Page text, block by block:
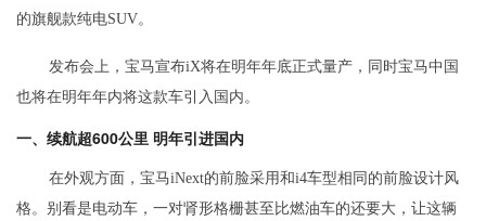
的旗舰款纯电SUV。
发布会上，宝马宣布iX将在明年年底正式量产，同时宝马中国
也将在明年年内将这款车引入国内。
一、续航超600公里 明年引进国内
在外观方面，宝马iNext的前脸采用和i4车型相同的前脸设计风
格。别看是电动车，一对肾形格栅甚至比燃油车的还要大，让这辆